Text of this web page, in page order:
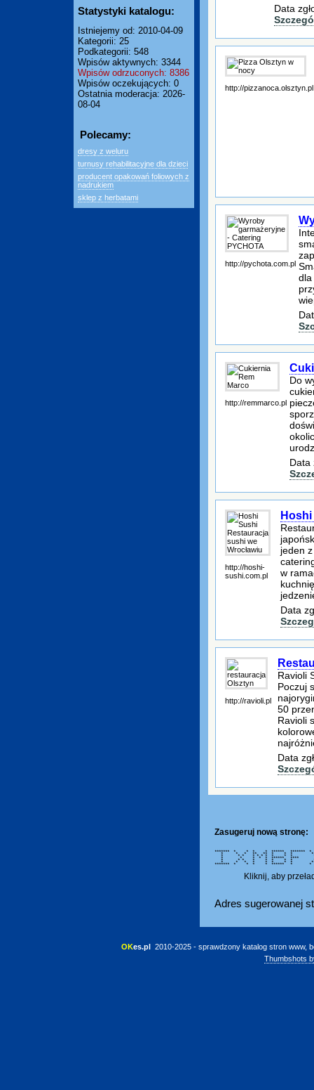
Statystyki katalogu:
Istniejemy od: 2010-04-09
Kategorii: 25
Podkategorii: 548
Wpisów aktywnych: 3344
Wpisów odrzuconych: 8386
Wpisów oczekujących: 0
Ostatnia moderacja: 2026-
08-04
Polecamy:
dresy z weluru
turnusy rehabilitacyjne dla dzieci
producent opakowań foliowych z
nadrukiem
sklep z herbatami
Data
http://pizzanoca.olsztyn.pl
http://pychota.com.pl
dla
http://remmarco.pl
Do
Data
http://hoshi-
sushi.com.pl
jeden
w
Data
http://ravioli.pl
Ravioli
Poczuj
50
Ravioli
Data
Zasugeruj nową stronę:
******* * * * * ******
* * * ** ** * * *
* * * * * * * * *
* * * * * ******
* * * * * * * *
* * * * * * * * *
******* * * * * ****** *
Kliknij, aby
Adres sugerowanej
OKes.pl 2010-2025 - sprawdzony katalog stron www,
Thumbshots